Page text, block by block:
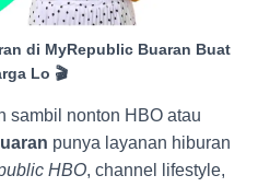
di MyRepublic Buaran Buat
Lo 🎬
sambil nonton HBO atau
punya layanan hiburan
HBO, channel lifestyle,